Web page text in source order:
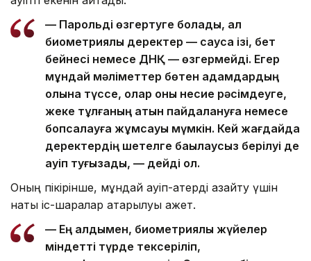
— Парольді өзгертуге болады, ал
биометриялық деректер — саусақ ізі, бет
бейнесі немесе ДНҚ — өзгермейді. Егер
мұндай мәліметтер бөтен адамдардың
қолына түссе, олар оны несие рәсімдеуге,
жеке тұлғаның атын пайдалануға немесе
бопсалауға жұмсауы мүмкін. Кей жағдайда
деректердің шетелге бақылаусыз берілуі де
қауіп туғызады, — дейді ол.
Оның пікірінше, мұндай қауіп-қатерді азайту үшін
нақты іс-шаралар атқарылуы қажет.
— Ең алдымен, биометриялық жүйелер
міндетті түрде тексеріліп,